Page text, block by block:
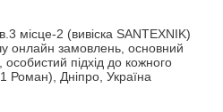
місце-2 (вивіска SANTEXNIK)
онлайн замовлень, основний
підхід до кожного
Роман), Дніпро, Україна